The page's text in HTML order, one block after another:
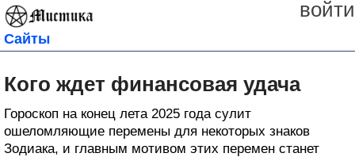
войти
Сайты
Кого ждет финансовая удача
Гороскоп на конец лета 2025 года сулит
ошеломляющие перемены для некоторых знаков
Зодиака, и главным мотивом этих перемен станет